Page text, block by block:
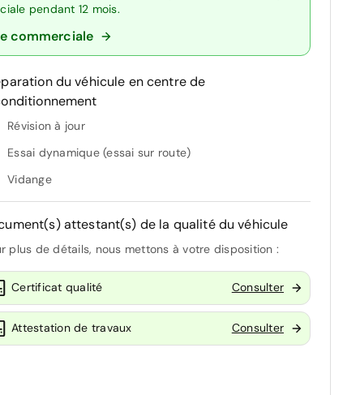
pendant 12 mois.
commerciale
du véhicule en centre de
Révision à jour
Essai dynamique (essai sur route)
Vidange
attestant(s) de la qualité du véhicule
plus de détails, nous mettons à votre disposition :
Certificat qualité Consulter
Attestation de travaux Consulter